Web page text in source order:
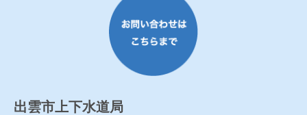
出雲市上下水道局